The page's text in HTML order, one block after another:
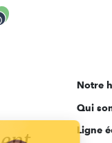
Notre
Qui
Ligne